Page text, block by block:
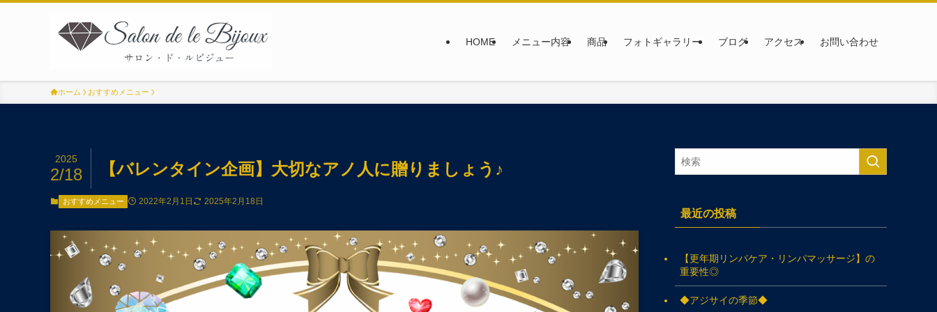
HOME メニュー内容 商品 フォトギャラリー ブログ アクセス お問い合わせ
ホーム おすすめメニュー
【バレンタイン企画】大切なアノ人に贈りましょう♪
2025
2/18
おすすめメニュー 2022年2月1日 2025年2月18日
最近の投稿
【更年期リンパケア・リンパマッサージ】の
重要性◎
◆アジサイの季節◆